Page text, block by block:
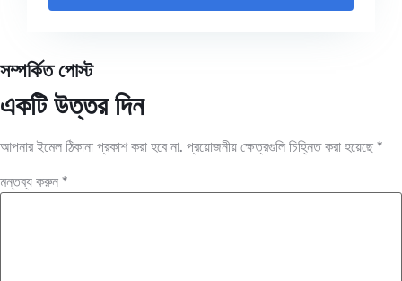
সম্পর্কিত পোস্ট
একটি উত্তর দিন
আপনার ইমেল ঠিকানা প্রকাশ করা হবে না. প্রয়োজনীয় ক্ষেত্রগুলি চিহ্নিত করা হয়েছে *
মন্তব্য করুন *